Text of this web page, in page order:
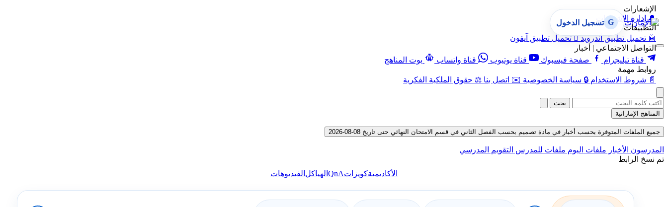
الإشعارات
🔔 إدارة الإشعارات
التطبيقات
🤖 تحميل تطبيق أندرويد  تحميل تطبيق آيفون
التواصل الاجتماعي | أخبار
قناة تيليجرام
صفحة فيسبوك قناة يوتيوب قناة واتساب
بوت المناهج
روابط مهمة
📄 شروط الاستخدام 🔒 سياسة الخصوصية ✉️ اتصل بنا ⚖️ حقوق الملكية الفكرية
G تسجيل الدخول
بحث
المناهج الإماراتية
جميع الملفات المتوفرة بحسب أخبار في مادة تصميم بحسب الفصل الثاني في قسم الامتحان النهائي حتى تاريخ 08-08-2026
المدرسون الأخبار ملفات اليوم ملفات للمدرس التقويم المدرسي
تم نسخ الرابط
الأكاديميةكويزاتQnA الهياكل الفيديوهات